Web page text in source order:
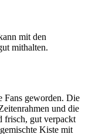
mit den
mithalten.
Fans geworden. Die
und die
frisch, gut verpackt
Kiste mit